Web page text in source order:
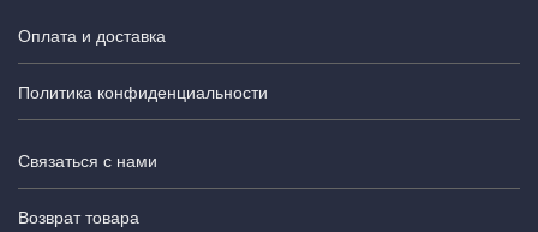
Оплата и доставка
Политика конфиденциальности
Связаться с нами
Возврат товара